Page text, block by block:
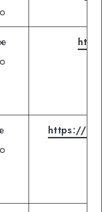
https://